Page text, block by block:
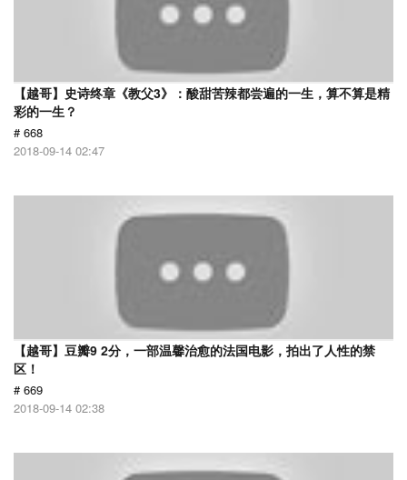
【越哥】史诗终章《教父3》：酸甜苦辣都尝遍的一生，算不算是精
彩的一生？
# 668
2018-09-14 02:47
【越哥】豆瓣9 2分，一部温馨治愈的法国电影，拍出了人性的禁
区！
# 669
2018-09-14 02:38